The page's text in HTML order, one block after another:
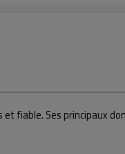
et fiable. Ses principaux